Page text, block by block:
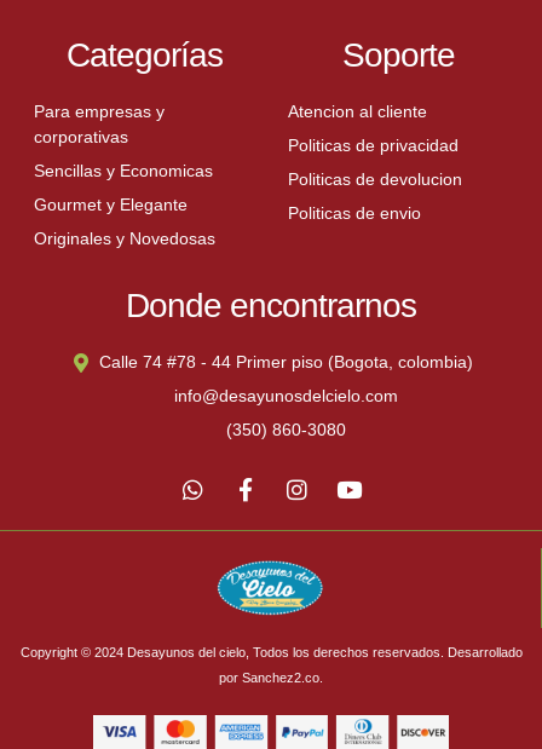
Categorías
Para empresas y
corporativas
Sencillas y Economicas
Gourmet y Elegante
Originales y Novedosas
Soporte
Atencion al cliente
Politicas de privacidad
Politicas de devolucion
Politicas de envio
Donde encontrarnos
Calle 74 #78 - 44 Primer piso (Bogota, colombia)
info@desayunosdelcielo.com
(350) 860-3080
Copyright © 2024 Desayunos del cielo, Todos los derechos reservados. Desarrollado
por Sanchez2.co.